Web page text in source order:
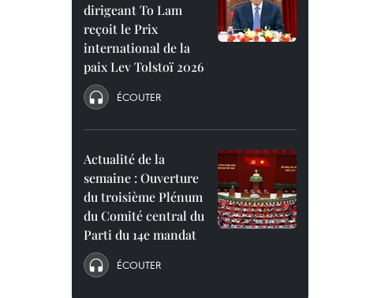
dirigeant To Lam
reçoit le Prix
international de la
paix Lev Tolstoï 2026
ÉCOUTER
Actualité de la
semaine : Ouverture
du troisième Plénum
du Comité central du
Parti du 14e mandat
ÉCOUTER